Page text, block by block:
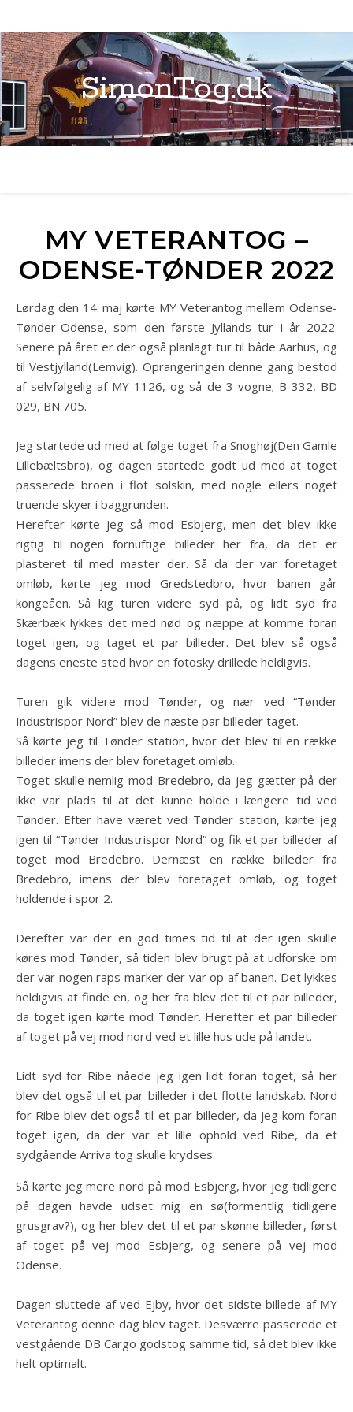
SimonTog.dk
MY VETERANTOG –
ODENSE-TØNDER 2022
Lørdag den 14. maj kørte MY Veterantog mellem Odense-
Tønder-Odense, som den første Jyllands tur i år 2022.
Senere på året er der også planlagt tur til både Aarhus, og
til Vestjylland(Lemvig). Oprangeringen denne gang bestod
af selvfølgelig af MY 1126, og så de 3 vogne; B 332, BD
029, BN 705.
Jeg startede ud med at følge toget fra Snoghøj(Den Gamle
Lillebæltsbro), og dagen startede godt ud med at toget
passerede broen i flot solskin, med nogle ellers noget
truende skyer i baggrunden.
Herefter kørte jeg så mod Esbjerg, men det blev ikke
rigtig til nogen fornuftige billeder her fra, da det er
plasteret til med master der. Så da der var foretaget
omløb, kørte jeg mod Gredstedbro, hvor banen går
kongeåen. Så kig turen videre syd på, og lidt syd fra
Skærbæk lykkes det med nød og næppe at komme foran
toget igen, og taget et par billeder. Det blev så også
dagens eneste sted hvor en fotosky drillede heldigvis.
Turen gik videre mod Tønder, og nær ved “Tønder
Industrispor Nord” blev de næste par billeder taget.
Så kørte jeg til Tønder station, hvor det blev til en række
billeder imens der blev foretaget omløb.
Toget skulle nemlig mod Bredebro, da jeg gætter på der
ikke var plads til at det kunne holde i længere tid ved
Tønder. Efter have været ved Tønder station, kørte jeg
igen til “Tønder Industrispor Nord” og fik et par billeder af
toget mod Bredebro. Dernæst en række billeder fra
Bredebro, imens der blev foretaget omløb, og toget
holdende i spor 2.
Derefter var der en god times tid til at der igen skulle
køres mod Tønder, så tiden blev brugt på at udforske om
der var nogen raps marker der var op af banen. Det lykkes
heldigvis at finde en, og her fra blev det til et par billeder,
da toget igen kørte mod Tønder. Herefter et par billeder
af toget på vej mod nord ved et lille hus ude på landet.
Lidt syd for Ribe nåede jeg igen lidt foran toget, så her
blev det også til et par billeder i det flotte landskab. Nord
for Ribe blev det også til et par billeder, da jeg kom foran
toget igen, da der var et lille ophold ved Ribe, da et
sydgående Arriva tog skulle krydses.
Så kørte jeg mere nord på mod Esbjerg, hvor jeg tidligere
på dagen havde udset mig en sø(formentlig tidligere
grusgrav?), og her blev det til et par skønne billeder, først
af toget på vej mod Esbjerg, og senere på vej mod
Odense.
Dagen sluttede af ved Ejby, hvor det sidste billede af MY
Veterantog denne dag blev taget. Desværre passerede et
vestgående DB Cargo godstog samme tid, så det blev ikke
helt optimalt.